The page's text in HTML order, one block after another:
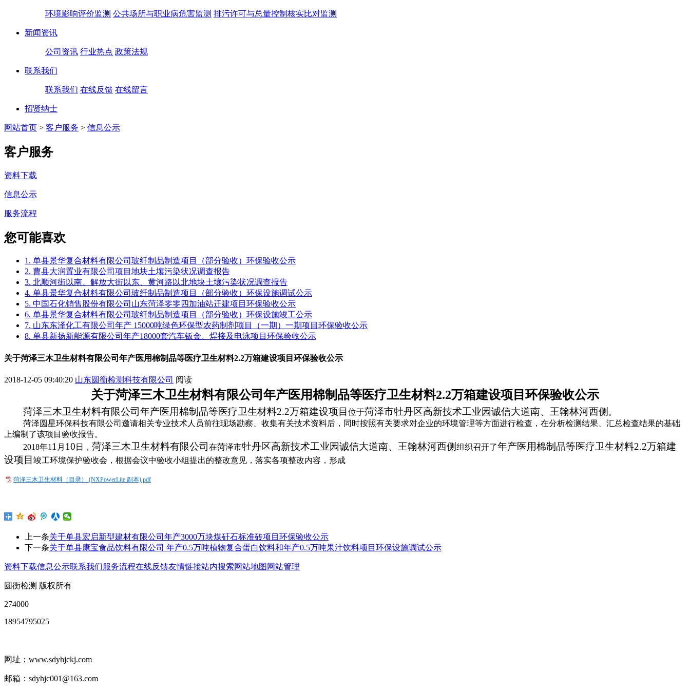
环境影响评价监测 公共场所与职业病危害监测 排污许可与总量控制核实比对监测
新闻资讯
公司资讯 行业热点 政策法规
联系我们
联系我们 在线反馈 在线留言
招贤纳士
网站首页 > 客户服务 > 信息公示
客户服务
资料下载
信息公示
服务流程
您可能喜欢
1. 单县景华复合材料有限公司玻纤制品制造项目（部分验收）环保验收公示
2. 曹县大润置业有限公司项目地块土壤污染状况调查报告
3. 北顺河街以南、解放大街以东、黄河路以北地块土壤污染状况调查报告
4. 单县景华复合材料有限公司玻纤制品制造项目（部分验收）环保设施调试公示
5. 中国石化销售股份有限公司山东菏泽零零四加油站迁建项目环保验收公示
6. 单县景华复合材料有限公司玻纤制品制造项目（部分验收）环保设施竣工公示
7. 山东东泽化工有限公司年产 15000吨绿色环保型农药制剂项目（一期）一期项目环保验收公示
8. 单县新扬新能源有限公司年产18000套汽车钣金、焊接及电泳项目环保验收公示
关于菏泽三木卫生材料有限公司年产医用棉制品等医疗卫生材料2.2万箱建设项目环保验收公示
2018-12-05 09:40:20 山东圆衡检测科技有限公司 阅读
关于菏泽三木卫生材料有限公司年产医用棉制品等医疗卫生材料2.2万箱建设项目环保验收公示
菏泽三木卫生材料有限公司年产医用棉制品等医疗卫生材料2.2万箱建设项目位于菏泽市牡丹区高新技术工业园诚信大道南、王翰林河西侧 。
菏泽圆星环保科技有限公司邀请相关专业技术人员前往现场勘察、收集有关技术资料后，同时按照有关要求对企业的环境管理等方面进行检查，在分析检测结果、汇总检查结果的基础
上编制了该项目验收报告。
2018年1 1 月 10 日，菏泽三木卫生材料有限公司在菏泽市牡丹区高新技术工业园诚信大道南、王翰林河西侧组织召开了年产医用棉制品等医疗卫生材料2.2万箱建
设项目 竣工环境保护验收会，根据会议中验收小组提出的整改意见，落实各项整改内容，形成
菏泽三木卫生材料（目录） (NXPowerLite 副本).pdf
上一条关于单县宏启新型建材有限公司年产3000万块煤矸石标准砖项目环保验收公示
下一条关于单县康宝食品饮料有限公司 年产0.5万吨植物复合蛋白饮料和年产0.5万吨果汁饮料项目环保设施调试公示
资料下载信息公示联系我们服务流程在线反馈友情链接站内搜索网站地图 网站管理
圆衡检测 版权所有
274000
18954795025
网址：www.sdyhjckj.com
邮箱：sdyhjc001@163.com